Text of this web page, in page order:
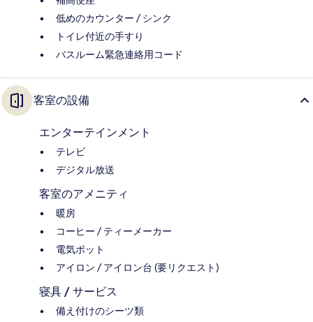
低めのカウンター / シンク
トイレ付近の手すり
バスルーム緊急連絡用コード
客室の設備
エンターテインメント
テレビ
デジタル放送
客室のアメニティ
暖房
コーヒー / ティーメーカー
電気ポット
アイロン / アイロン台 (要リクエスト)
寝具 / サービス
備え付けのシーツ類